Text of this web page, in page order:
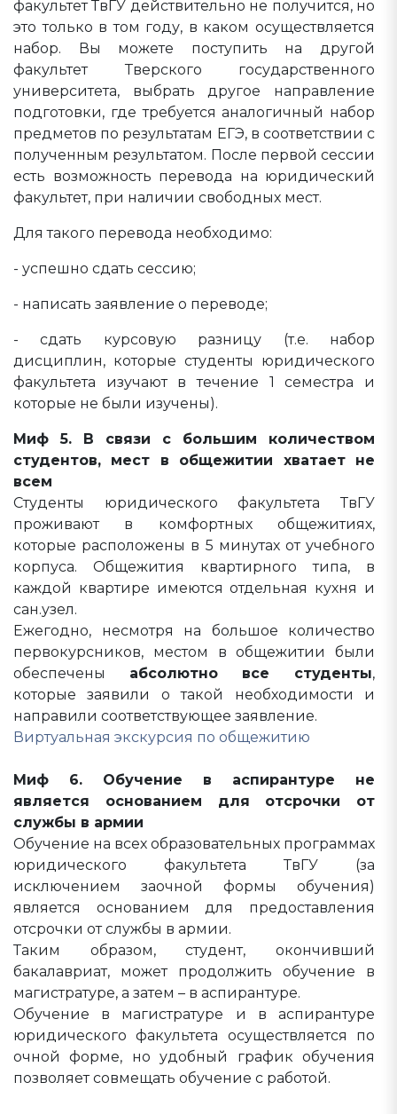
факультет ТвГУ действительно не получится, но
это только в том году, в каком осуществляется
набор. Вы можете поступить на другой
факультет Тверского государственного
университета, выбрать другое направление
подготовки, где требуется аналогичный набор
предметов по результатам ЕГЭ, в соответствии с
полученным результатом. После первой сессии
есть возможность перевода на юридический
факультет, при наличии свободных мест.
Для такого перевода необходимо:
- успешно сдать сессию;
- написать заявление о переводе;
- сдать курсовую разницу (т.е. набор
дисциплин, которые студенты юридического
факультета изучают в течение 1 семестра и
которые не были изучены).
Миф 5. В связи с большим количеством
студентов, мест в общежитии хватает не
всем
Студенты юридического факультета ТвГУ
проживают в комфортных общежитиях,
которые расположены в 5 минутах от учебного
корпуса. Общежития квартирного типа, в
каждой квартире имеются отдельная кухня и
сан.узел.
Ежегодно, несмотря на большое количество
первокурсников, местом в общежитии были
обеспечены абсолютно все студенты,
которые заявили о такой необходимости и
направили соответствующее заявление.
Виртуальная экскурсия по общежитию
Миф 6. Обучение в аспирантуре не
является основанием для отсрочки от
службы в армии
Обучение на всех образовательных программах
юридического факультета ТвГУ (за
исключением заочной формы обучения)
является основанием для предоставления
отсрочки от службы в армии.
Таким образом, студент, окончивший
бакалавриат, может продолжить обучение в
магистратуре, а затем – в аспирантуре.
Обучение в магистратуре и в аспирантуре
юридического факультета осуществляется по
очной форме, но удобный график обучения
позволяет совмещать обучение с работой.